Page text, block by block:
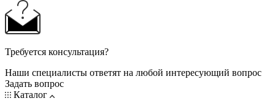
Требуется консультация?
Наши специалисты ответят на любой интересующий вопрос
Задать вопрос
Каталог